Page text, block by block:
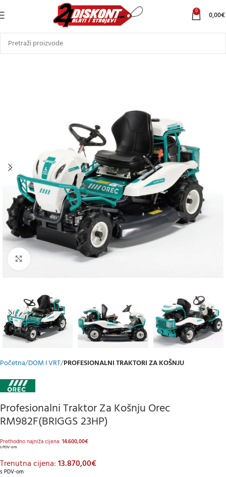
0 0,00€
Klikni za uvećani prikaz
Početna DOM I VRT PROFESIONALNI TRAKTORI ZA KOŠNJU
Profesionalni Traktor Za Košnju Orec
RM982F(BRIGGS 23HP)
Prethodno najniža cijena: 14.600,00€
s PDV-om
Trenutna cijena:13.870,00€
s PDV-om